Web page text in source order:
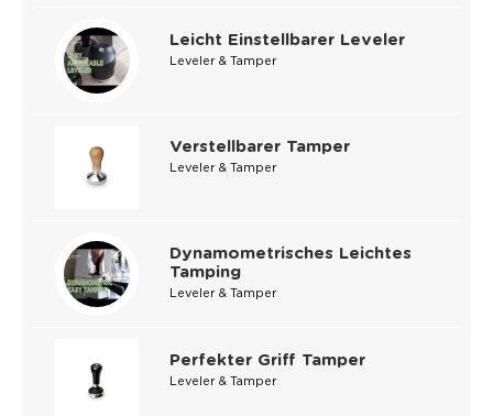
Leicht Einstellbarer Leveler
Leveler & Tamper
Verstellbarer Tamper
Leveler & Tamper
Dynamometrisches Leichtes
Tamping
Leveler & Tamper
Perfekter Griff Tamper
Leveler & Tamper